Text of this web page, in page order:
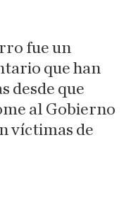
fue un
que han
desde que
al Gobierno
víctimas de